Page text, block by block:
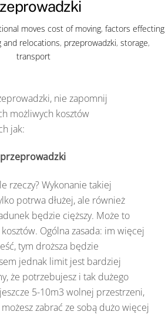
moves cost of moving, factors effecting
and relocations, przeprowadzki, storage,
transport
nie zapomnij
możliwych kosztów
jak:
rzeczy? Wykonanie takiej
potrwa dłużej, ale również
będzie cięższy. Może to
Ogólna zasada: im więcej
tym droższa będzie
jednak limit jest bardziej
że potrzebujesz i tak dużego
5-10m3 wolnej przestrzeni,
zabrać ze sobą dużo więcej